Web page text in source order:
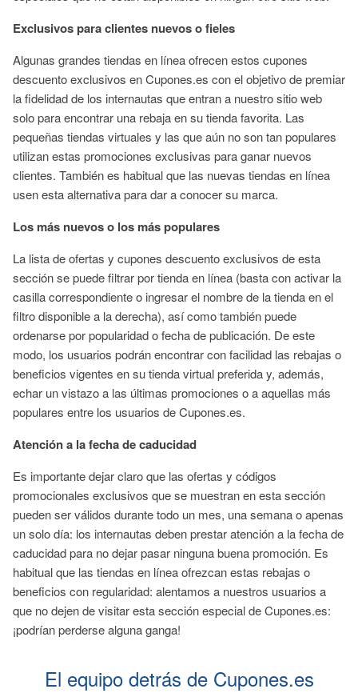
Exclusivos para clientes nuevos o fieles
Algunas grandes tiendas en línea ofrecen estos cupones
descuento exclusivos en Cupones.es con el objetivo de premiar
la fidelidad de los internautas que entran a nuestro sitio web
solo para encontrar una rebaja en su tienda favorita. Las
pequeñas tiendas virtuales y las que aún no son tan populares
utilizan estas promociones exclusivas para ganar nuevos
clientes. También es habitual que las nuevas tiendas en línea
usen esta alternativa para dar a conocer su marca.
Los más nuevos o los más populares
La lista de ofertas y cupones descuento exclusivos de esta
sección se puede filtrar por tienda en línea (basta con activar la
casilla correspondiente o ingresar el nombre de la tienda en el
filtro disponible a la derecha), así como también puede
ordenarse por popularidad o fecha de publicación. De este
modo, los usuarios podrán encontrar con facilidad las rebajas o
beneficios vigentes en su tienda virtual preferida y, además,
echar un vistazo a las últimas promociones o a aquellas más
populares entre los usuarios de Cupones.es.
Atención a la fecha de caducidad
Es importante dejar claro que las ofertas y códigos
promocionales exclusivos que se muestran en esta sección
pueden ser válidos durante todo un mes, una semana o apenas
un solo día: los internautas deben prestar atención a la fecha de
caducidad para no dejar pasar ninguna buena promoción. Es
habitual que las tiendas en línea ofrezcan estas rebajas o
beneficios con regularidad: alentamos a nuestros usuarios a
que no dejen de visitar esta sección especial de Cupones.es:
¡podrían perderse alguna ganga!
El equipo detrás de Cupones.es